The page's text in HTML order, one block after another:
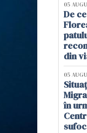
05
De
din
05
în